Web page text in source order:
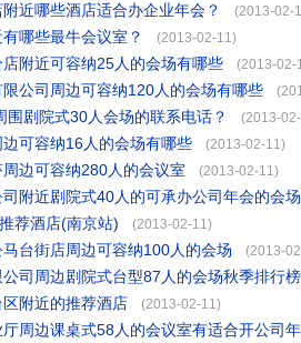
近哪些酒店适合办企业年会？ (2013-02-
哪些最牛会议室？ (2013-02-11)
附近可容纳25人的会场有哪些 (2013-02-
公司周边可容纳120人的会场有哪些
围剧院式30人会场的联系电话？ (2013-
可容纳16人的会场有哪些 (2013-02-11)
边可容纳280人的会议室 (2013-02-11)
附近剧院式40人的可承办公司年会的会
荐酒店(南京站)
(2013-02-11)
台街店周边可容纳100人的会场 (2013-
司周边剧院式台型87人的会场秋季排行榜
附近的推荐酒店
(2013-02-11)
周边课桌式58人的会议室有适合开公司